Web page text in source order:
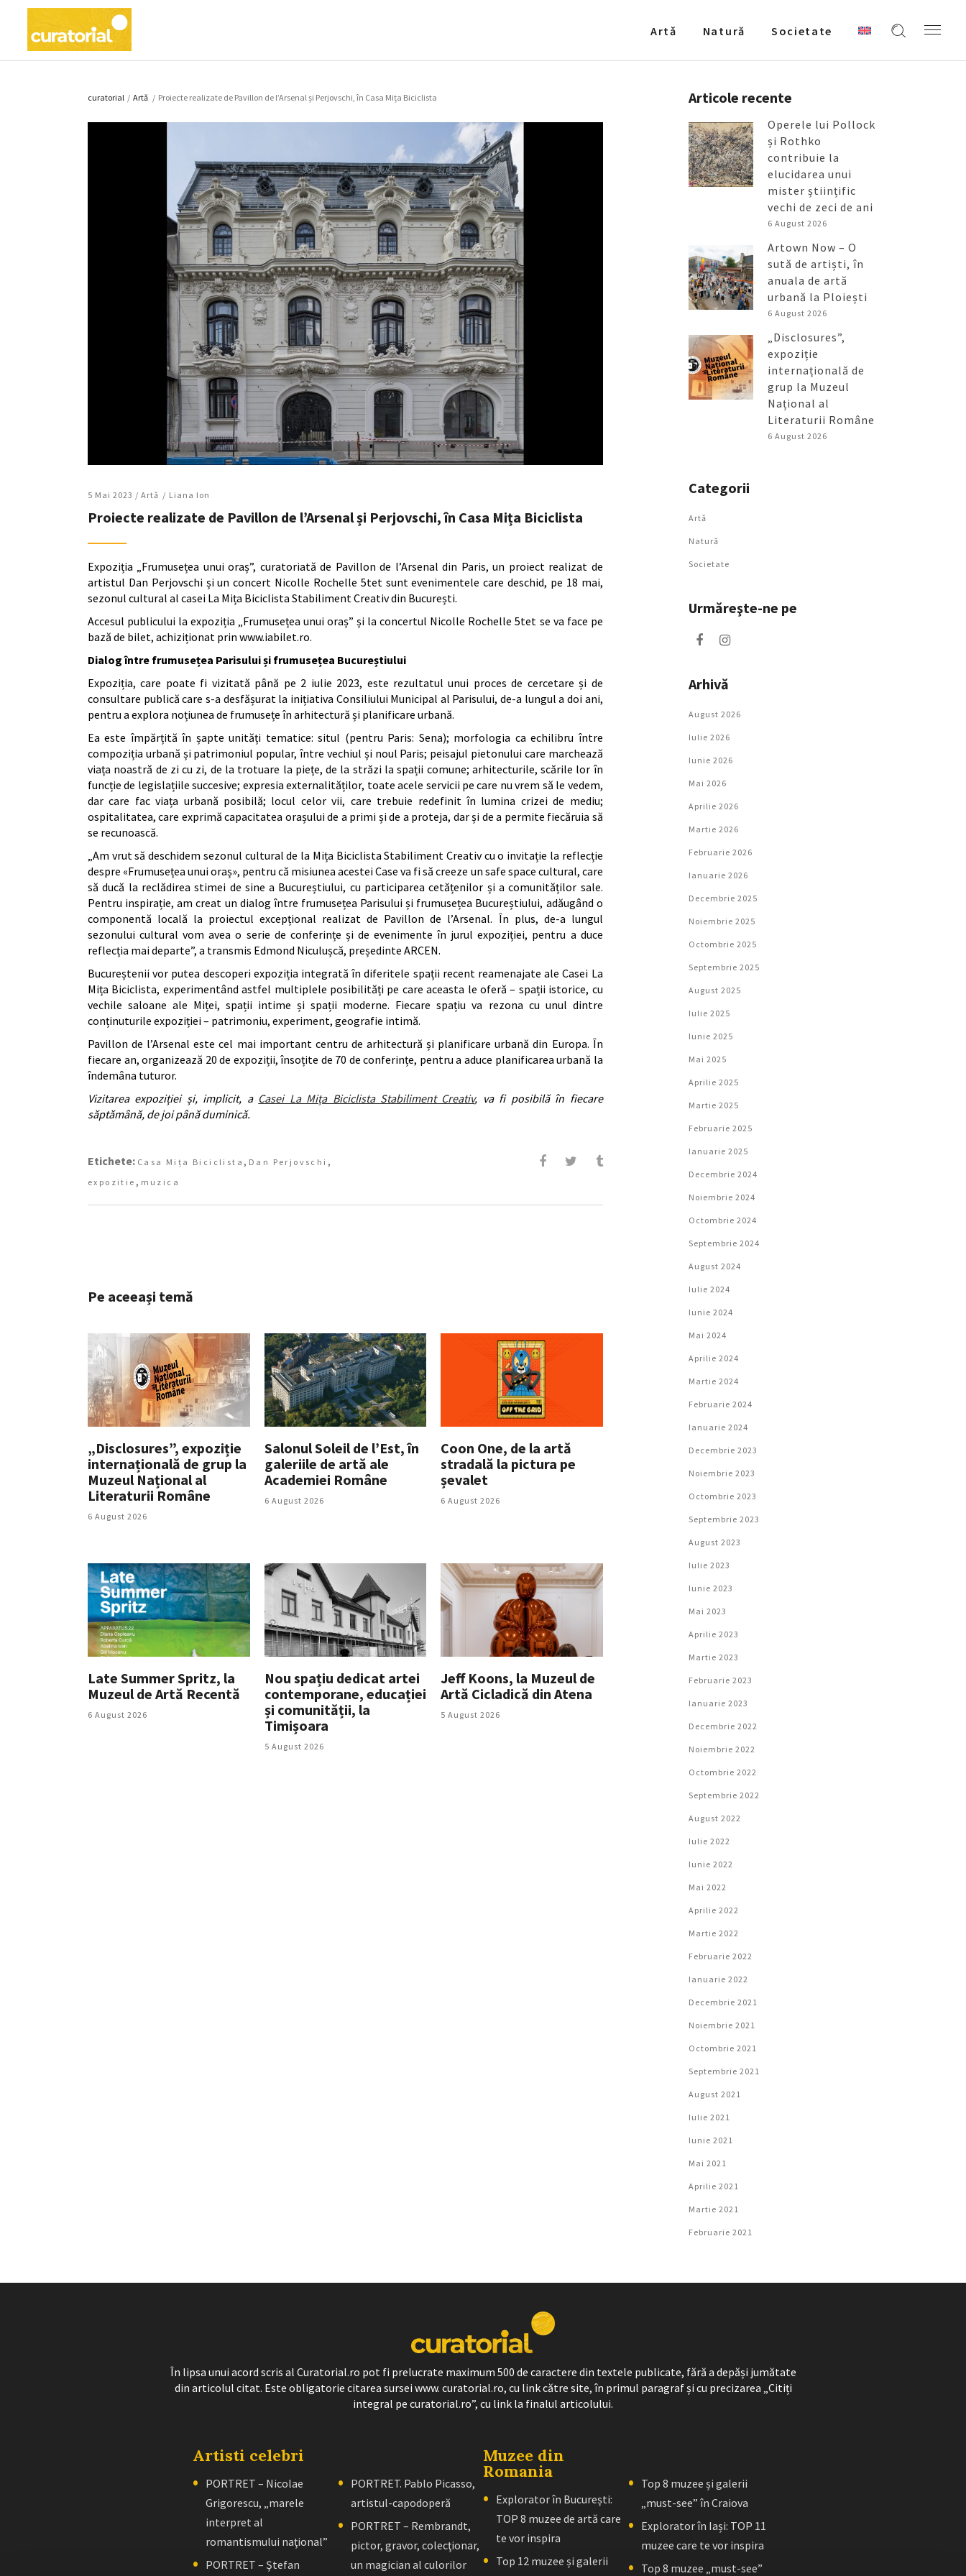
Artǎ Natură Societate
curatorial / Artǎ / Proiecte realizate de Pavillon de l’Arsenal și Perjovschi, în Casa Mița Biciclista
5 Mai 2023 / Artǎ Liana Ion
Proiecte realizate de Pavillon de l’Arsenal și Perjovschi, în Casa Mița Biciclista
Expoziția „Frumusețea unui oraș”, curatoriată de Pavillon de l’Arsenal din Paris, un proiect realizat de
artistul Dan Perjovschi și un concert Nicolle Rochelle 5tet sunt evenimentele care deschid, pe 18 mai,
sezonul cultural al casei La Mița Biciclista Stabiliment Creativ din București.
Accesul publicului la expoziția „Frumusețea unui oraș” și la concertul Nicolle Rochelle 5tet se va face pe
bază de bilet, achiziționat prin www.iabilet.ro.
Dialog între frumusețea Parisului și frumusețea Bucureștiului
Expoziția, care poate fi vizitată până pe 2 iulie 2023, este rezultatul unui proces de cercetare și de
consultare publică care s-a desfășurat la inițiativa Consiliului Municipal al Parisului, de-a lungul a doi ani,
pentru a explora noțiunea de frumusețe în arhitectură și planificare urbană.
Ea este împărțită în șapte unități tematice: situl (pentru Paris: Sena); morfologia ca echilibru între
compoziția urbană și patrimoniul popular, între vechiul și noul Paris; peisajul pietonului care marchează
viața noastră de zi cu zi, de la trotuare la piețe, de la străzi la spații comune; arhitecturile, scările lor în
funcție de legislațiile succesive; expresia externalităților, toate acele servicii pe care nu vrem să le vedem,
dar care fac viața urbană posibilă; locul celor vii, care trebuie redefinit în lumina crizei de mediu;
ospitalitatea, care exprimă capacitatea orașului de a primi și de a proteja, dar și de a permite fiecăruia să
se recunoască.
„Am vrut să deschidem sezonul cultural de la Mița Biciclista Stabiliment Creativ cu o invitație la reflecție
despre «Frumusețea unui oraș», pentru că misiunea acestei Case va fi să creeze un safe space cultural, care
să ducă la reclădirea stimei de sine a Bucureștiului, cu participarea cetățenilor și a comunităților sale.
Pentru inspirație, am creat un dialog între frumusețea Parisului și frumusețea Bucureștiului, adăugând o
componentă locală la proiectul excepțional realizat de Pavillon de l’Arsenal. În plus, de-a lungul
sezonului cultural vom avea o serie de conferințe și de evenimente în jurul expoziției, pentru a duce
reflecția mai departe”, a transmis Edmond Niculușcă, președinte ARCEN.
Bucureștenii vor putea descoperi expoziția integrată în diferitele spații recent reamenajate ale Casei La
Mița Biciclista, experimentând astfel multiplele posibilități pe care aceasta le oferă – spații istorice, cu
vechile saloane ale Miței, spații intime și spații moderne. Fiecare spațiu va rezona cu unul dintre
conținuturile expoziției – patrimoniu, experiment, geografie intimă.
Pavillon de l’Arsenal este cel mai important centru de arhitectură și planificare urbană din Europa. În
fiecare an, organizează 20 de expoziții, însoțite de 70 de conferințe, pentru a aduce planificarea urbană la
îndemâna tuturor.
Vizitarea expoziției și, implicit, a Casei La Mița Biciclista Stabiliment Creativ, va fi posibilă în fiecare
săptămână, de joi până duminică.
Etichete: Casa Mița Biciclista , Dan Perjovschi ,
expozitie , muzica
Pe aceeași temă
„Disclosures”, expoziție
internațională de grup la
Muzeul Național al
Literaturii Române
6 August 2026
Salonul Soleil de l’Est, în
galeriile de artă ale
Academiei Române
6 August 2026
Coon One, de la artă
stradală la pictura pe
șevalet
6 August 2026
Late Summer Spritz, la
Muzeul de Artă Recentă
6 August 2026
Nou spațiu dedicat artei
contemporane, educației
și comunității, la
Timișoara
5 August 2026
Jeff Koons, la Muzeul de
Artă Cicladică din Atena
5 August 2026
Articole recente
Operele lui Pollock
și Rothko
contribuie la
elucidarea unui
mister științific
vechi de zeci de ani
6 August 2026
Artown Now – O
sută de artiști, în
anuala de artă
urbană la Ploiești
6 August 2026
„Disclosures”,
expoziție
internațională de
grup la Muzeul
Național al
Literaturii Române
6 August 2026
Categorii
Artǎ
Natură
Societate
Urmăreşte-ne pe
Arhivă
August 2026
Iulie 2026
Iunie 2026
Mai 2026
Aprilie 2026
Martie 2026
Februarie 2026
Ianuarie 2026
Decembrie 2025
Noiembrie 2025
Octombrie 2025
Septembrie 2025
August 2025
Iulie 2025
Iunie 2025
Mai 2025
Aprilie 2025
Martie 2025
Februarie 2025
Ianuarie 2025
Decembrie 2024
Noiembrie 2024
Octombrie 2024
Septembrie 2024
August 2024
Iulie 2024
Iunie 2024
Mai 2024
Aprilie 2024
Martie 2024
Februarie 2024
Ianuarie 2024
Decembrie 2023
Noiembrie 2023
Octombrie 2023
Septembrie 2023
August 2023
Iulie 2023
Iunie 2023
Mai 2023
Aprilie 2023
Martie 2023
Februarie 2023
Ianuarie 2023
Decembrie 2022
Noiembrie 2022
Octombrie 2022
Septembrie 2022
August 2022
Iulie 2022
Iunie 2022
Mai 2022
Aprilie 2022
Martie 2022
Februarie 2022
Ianuarie 2022
Decembrie 2021
Noiembrie 2021
Octombrie 2021
Septembrie 2021
August 2021
Iulie 2021
Iunie 2021
Mai 2021
Aprilie 2021
Martie 2021
Februarie 2021
În lipsa unui acord scris al Curatorial.ro pot fi prelucrate maximum 500 de caractere din textele publicate, fără a depăși jumătate
din articolul citat. Este obligatorie citarea sursei www. curatorial.ro, cu link către site, în primul paragraf și cu precizarea „Citiți
integral pe curatorial.ro”, cu link la finalul articolului.
Artisti celebri
PORTRET – Nicolae
Grigorescu, „marele
interpret al
romantismului naţional”
PORTRET – Ştefan
PORTRET. Pablo Picasso,
artistul-capodoperă
PORTRET – Rembrandt,
pictor, gravor, colecţionar,
un magician al culorilor
Muzee din
Romania
Explorator în București:
TOP 8 muzee de artă care
te vor inspira
Top 12 muzee și galerii
Top 8 muzee și galerii
„must-see” în Craiova
Explorator în Iași: TOP 11
muzee care te vor inspira
Top 8 muzee „must-see”